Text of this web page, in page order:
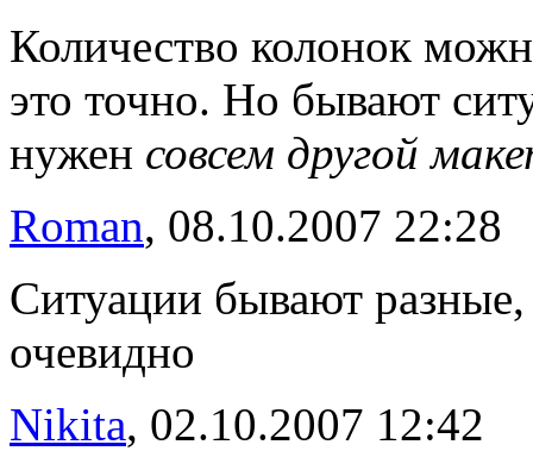
Количество колонок
это точно. Но бывают
нужен совсем другой
Roman, 08.10.2007 22:28
Ситуации бывают разные,
очевидно
Nikita, 02.10.2007 12:42